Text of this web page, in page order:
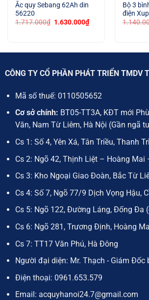
Ắc quy Sebang 62Ah din
56220
1.717.000₫ Giá
1.630.000₫Giá
hiện
Bộ 3
điện
CÔNG TY CỔ PHẦN PHÁT TRIỂN TMDV
Mã số thuế: 0110505652
Cơ sở chính: BT05-TT3A, KĐT mới
Văn, Nam Từ Liêm, Hà Nội (Gần ngã
Cs 1: Số 4, Yên Xá, Tân Triều, Thanh
Cs 2: Ngõ 42, Thịnh Liệt – Hoàng Mai
Cs 3: Kho Ngoại Giao Đoàn, Bắc Từ
Cs 4: Số 7, Ngõ 77/9 Dịch Vọng Hậu,
Cs 5: Ngõ 122, Đường Láng, Đống Đa
Cs 6: Ngõ 281, Trương Định, Hoàng
Cs 7: TT17 Văn Phú, Hà Đông
Người đại diện: Mr. Thạch - Giám Đốc
Điện thoại: 0961.653.579
Email: acquyhanoi24.7@gmail.com